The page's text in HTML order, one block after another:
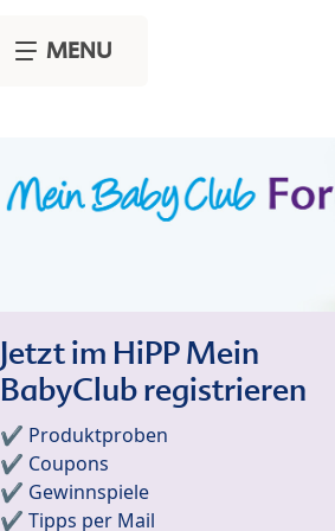
MENU
Jetzt im HiPP Mein
BabyClub registrieren
✔️ Produktproben
✔️ Coupons
✔️ Gewinnspiele
✔️ Tipps per Mail